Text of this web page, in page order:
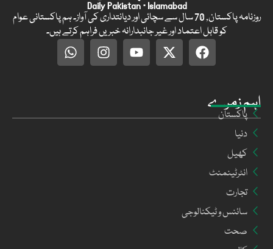
اہم زمرے
پاکستان
دنیا
کھیل
انٹرٹینمنٹ
تجارت
سائنس و ٹیکنالوجی
صحت
Daily Pakistan · Islamabad
روزنامہ پاکستان, 70 سال سے سچائی اور دیانتداری کی آواز۔ ہم پاکستانی عوام
کو قابل اعتماد اور غیر جانبدارانہ خبریں فراہم کرتے ہیں۔